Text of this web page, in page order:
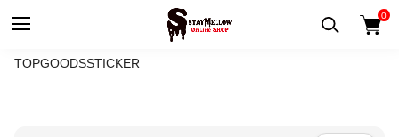
0
TOPGOODSSTICKER